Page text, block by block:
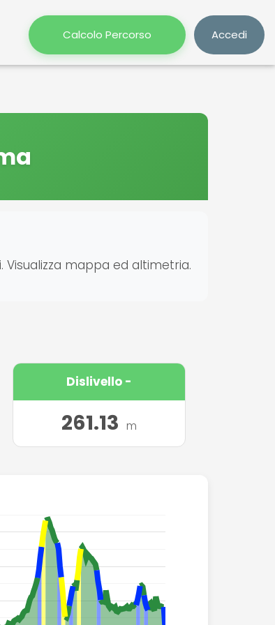
Calcolo Percorso Accedi
Visualizza mappa ed altimetria.
Dislivello -
261.13 m